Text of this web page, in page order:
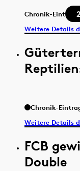
Chronik-Eintrag
Weitere Details
Chronik-
Weitere Details
FCB
Double